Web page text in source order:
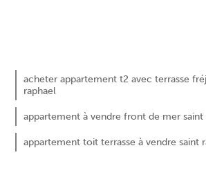
acheter appartement t2 avec terrasse
raphael
appartement à vendre front de mer saint
appartement toit terrasse à vendre saint